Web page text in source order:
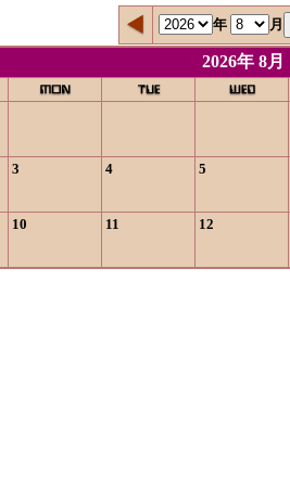
年 月
2026年 8月
3 4 5
10 11 12